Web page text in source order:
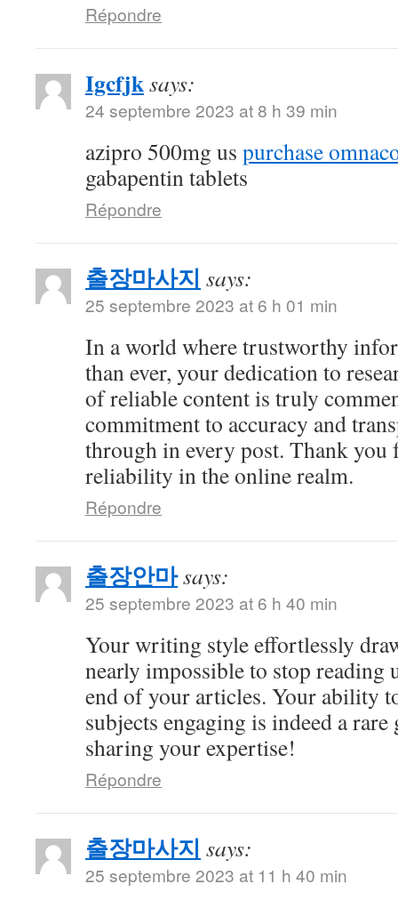
Répondre
Igcfjksays:
24 septembre 2023 at 8 h 39 min
azipro 500mg us purchase
gabapentin tablets
Répondre
출장마사지 says:
25 septembre 2023 at 6 h 01 min
In a world where trustworthy
than ever, your dedication to
of reliable content is truly
commitment to accuracy and
through in every post. Thank you
reliability in the online realm.
Répondre
출장안마says:
25 septembre 2023 at 6 h 40 min
Your writing style effortlessly
nearly impossible to stop reading
end of your articles. Your ability
subjects engaging is indeed a
sharing your expertise!
Répondre
출장마사지 says:
25 septembre 2023 at 11 h 40 min